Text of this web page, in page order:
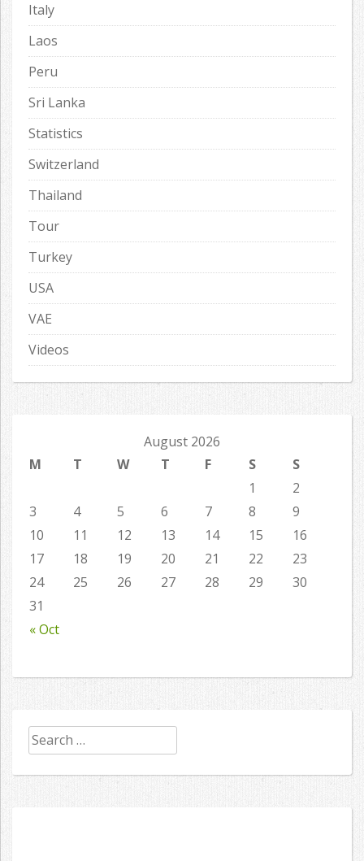
Italy
Laos
Peru
Sri Lanka
Statistics
Switzerland
Thailand
Tour
Turkey
USA
VAE
Videos
August 2026
M
T W T F S S
« Oct
1
2
3
4 5 6 7 8
9
10
11 12 13 14 15
16
17
18 19 20 21 22
23
24
25 26 27 28 29
30
31
Search
for: